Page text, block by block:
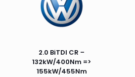
2.0 BiTDI CR –
132kW/400Nm =>
155kW/455Nm